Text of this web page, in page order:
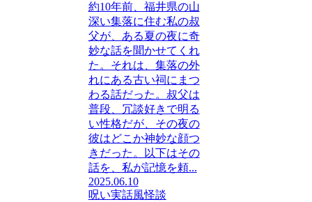
約10年前、福井県の山
深い集落に住む私の叔
父が、ある夏の夜に奇
妙な話を聞かせてくれ
た。それは、集落の外
れにある古い祠にまつ
わる話だった。叔父は
普段、冗談好きで明る
い性格だが、その夜の
彼はどこか神妙な顔つ
きだった。以下はその
話を、私が記憶を頼...
2025.06.10
呪い実話風怪談